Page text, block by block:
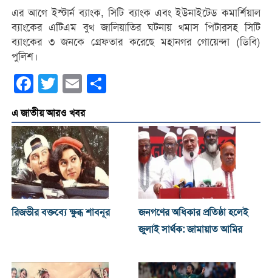
এর আগে ইস্টার্ন ব্যাংক, সিটি ব্যাংক এবং ইউনাইটেড কমার্শিয়াল
ব্যাংকের এটিএম বুথ জালিয়াতির ঘটনায় থমাস পিটারসহ সিটি
ব্যাংকের ৩ জনকে গ্রেফতার করেছে মহানগর গোয়েন্দা (ডিবি)
পুলিশ।
Facebook
Twitter Email
এ জাতীয় আরও খবর
রিজভীর বক্তব্যে ক্ষুব্ধ শাবনূর
জনগণের অধিকার প্রতিষ্ঠা হলেই
জুলাই সার্থক: জামায়াত আমির